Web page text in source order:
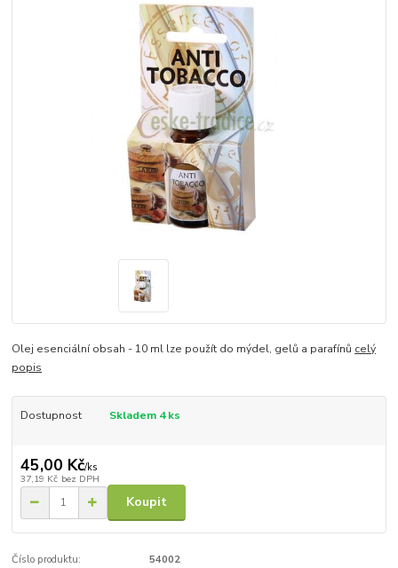
Olej esenciální obsah - 10 ml lze použít do mýdel, gelů a parafínů celý
popis
Dostupnost Skladem 4 ks
45,00 Kč/ks
37,19 Kč bez DPH
Koupit
Číslo produktu:
54002